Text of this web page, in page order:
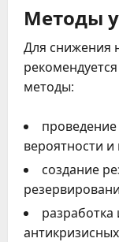
Методы
Для снижения
методы:
вероятности и
создание